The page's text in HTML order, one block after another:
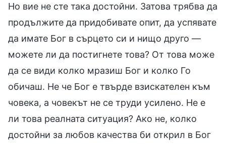
Но вие не сте така достойни. Затова трябва да
продължите да придобивате опит, да успявате
да имате Бог в сърцето си и нищо друго —
можете ли да постигнете това? От това може
да се види колко мразиш Бог и колко Го
обичаш. Не че Бог е твърде взискателен към
човека, а човекът не се труди усилено. Не е
ли това реалната ситуация? Ако не, колко
достойни за любов качества би открил в Бог